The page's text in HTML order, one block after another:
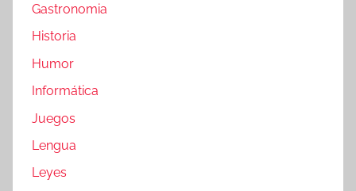
Gastronomia
Historia
Humor
Informática
Juegos
Lengua
Leyes